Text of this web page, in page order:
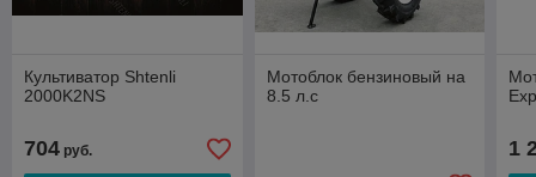
Культиватор Shtenli
2000K2NS
704 руб.
Мотоблок бензиновый на
8.5 л.с
1